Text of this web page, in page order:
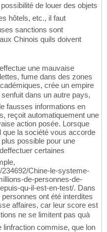
de louer des objets
hôtels, etc., il faut
sanctions sont
Chinois quils doivent
une mauvaise
fume dans des zones
crée un empire
dans un autre pays,
fausses informations en
reçoit automatiquement une
action posée. Lorsque
la société vous accorde
possible pour une
certaines
Chine-le-systeme-
de-personnes-de-
qu-il-est-en-test/. Dans
ont été interdites
affaires, car leur score est
ne se limitent pas quà
commise, que lon